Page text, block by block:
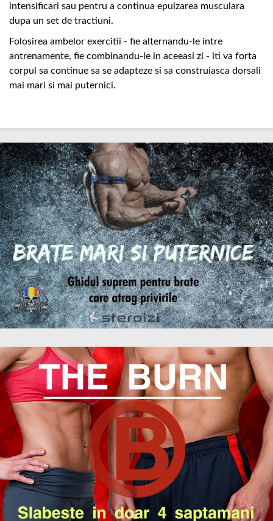
intensificari sau pentru a continua epuizarea musculara
dupa un set de tractiuni.
Folosirea ambelor exercitii - fie alternandu-le intre
antrenamente, fie combinandu-le in aceeasi zi - iti va forta
corpul sa continue sa se adapteze si sa construiasca dorsali
mai mari si mai puternici.